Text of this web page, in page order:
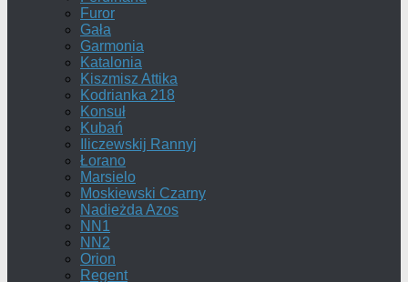
Furor
Gała
Garmonia
Katalonia
Kiszmisz Attika
Kodrianka 218
Konsuł
Kubań
Iliczewskij Rannyj
Łorano
Marsielo
Moskiewski Czarny
Nadieżda Azos
NN1
NN2
Orion
Regent